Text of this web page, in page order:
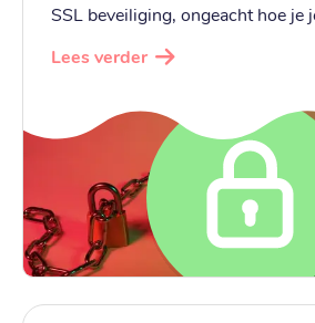
SSL beveiliging, ongeacht hoe je
Lees verder